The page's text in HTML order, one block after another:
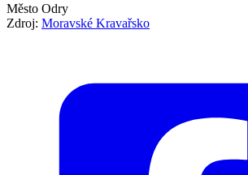
Město Odry
Zdroj: Moravské Kravařsko